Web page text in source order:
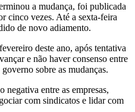
a mudança, foi publicada
cinco vezes. Até a sexta-feira
de novo adiamento.
deste ano, após tentativa
e não haver consenso entre
sobre as mudanças.
negativa entre as empresas,
com sindicatos e lidar com